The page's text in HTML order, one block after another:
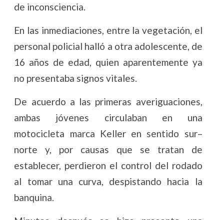
de inconsciencia.
En las inmediaciones, entre la vegetación, el
personal policial halló a otra adolescente, de
16 años de edad, quien aparentemente ya
no presentaba signos vitales.
De acuerdo a las primeras averiguaciones,
ambas jóvenes circulaban en una
motocicleta marca Keller en sentido sur–
norte y, por causas que se tratan de
establecer, perdieron el control del rodado
al tomar una curva, despistando hacia la
banquina.